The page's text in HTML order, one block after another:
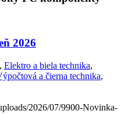
2026
, Elektro a biela technika,
a čierna technika,
2026/07/9900-Novinka-